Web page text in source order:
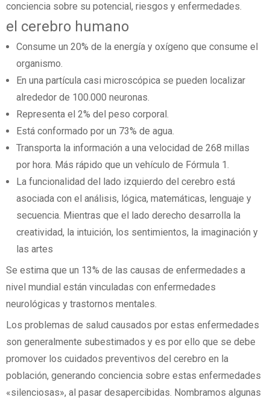
conciencia sobre su potencial, riesgos y enfermedades.
el cerebro humano
Consume un 20% de la energía y oxígeno que consume el
organismo.
En una partícula casi microscópica se pueden localizar
alrededor de 100.000 neuronas.
Representa el 2% del peso corporal.
Está conformado por un 73% de agua.
Transporta la información a una velocidad de 268 millas
por hora. Más rápido que un vehículo de Fórmula 1.
La funcionalidad del lado izquierdo del cerebro está
asociada con el análisis, lógica, matemáticas, lenguaje y
secuencia. Mientras que el lado derecho desarrolla la
creatividad, la intuición, los sentimientos, la imaginación y
las artes
Se estima que un 13% de las causas de enfermedades a
nivel mundial están vinculadas con enfermedades
neurológicas y trastornos mentales.
Los problemas de salud causados por estas enfermedades
son generalmente subestimados y es por ello que se debe
promover los cuidados preventivos del cerebro en la
población, generando conciencia sobre estas enfermedades
«silenciosas», al pasar desapercibidas. Nombramos algunas